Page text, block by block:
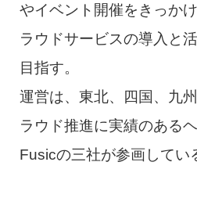
やイベント開催をきっか
ラウドサービスの導入と
目指す。
運営は、東北、四国、九
ラウド推進に実績のある
Fusicの三社が参画してい